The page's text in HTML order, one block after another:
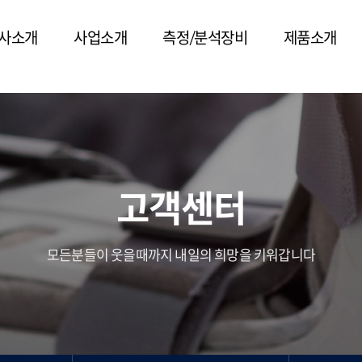
소개 사업소개 측정/분석장비 제품소개
고객센터
모든분들이 웃을때까지 내일의 희망을 키워갑니다